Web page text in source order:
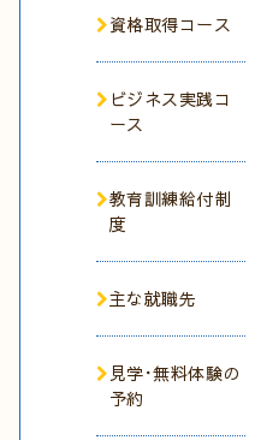
資格取得コース
ビジネス実践コ
ース
教育訓練給付制
度
主な就職先
見学･無料体験の
予約